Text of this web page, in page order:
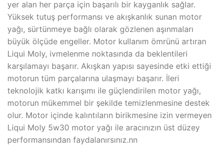
yer alan her parça için başarılı bir kayganlık sağlar.
Yüksek tutuş performansı ve akışkanlık sunan motor
yağı, sürtünmeye bağlı olarak gözlenen aşınmaları
büyük ölçüde engeller. Motor kullanım ömrünü artıran
Liqui Moly, ivmelenme noktasında da beklentileri
karşılamayı başarır. Akışkan yapısı sayesinde etki ettiği
motorun tüm parçalarına ulaşmayı başarır. İleri
teknolojik katkı karışımı ile güçlendirilen motor yağı,
motorun mükemmel bir şekilde temizlenmesine destek
olur. Motor içinde kalıntıların birikmesine izin vermeyen
Liqui Moly 5w30 motor yağı ile aracınızın üst düzey
performansından faydalanırsınız.nn